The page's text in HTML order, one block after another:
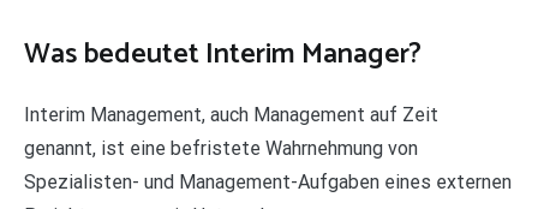
Was bedeutet Interim Manager?
Interim Management, auch Management auf Zeit
genannt, ist eine befristete Wahrnehmung von
Spezialisten- und Management-Aufgaben eines externen